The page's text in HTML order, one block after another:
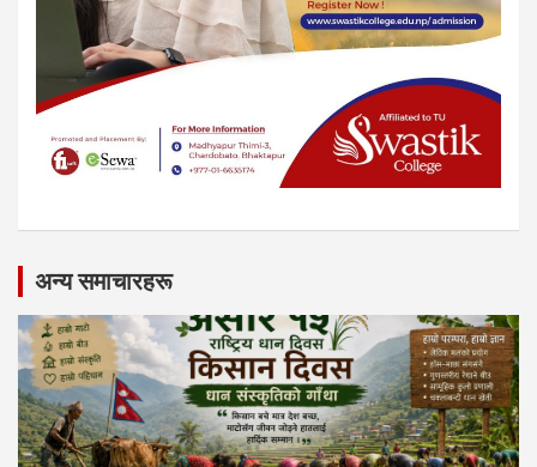
अन्य समाचारहरू